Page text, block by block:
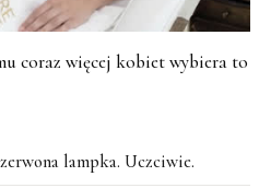
coraz więcej kobiet wybiera to
lampka. Uczciwie.